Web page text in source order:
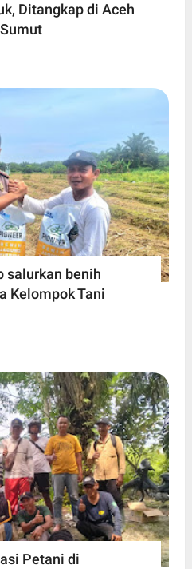
Ditangkap di Aceh
salurkan benih
Kelompok Tani
Petani di